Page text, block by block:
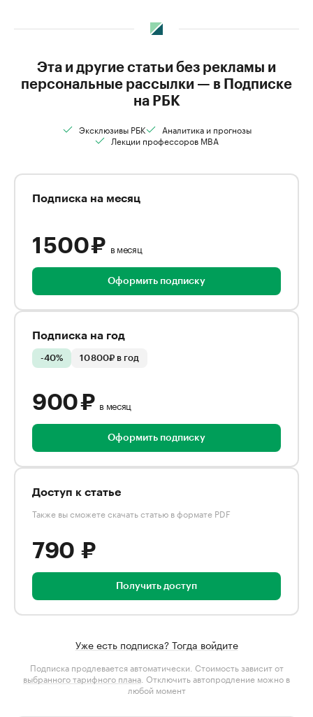
Эта и другие статьи без рекламы и
персональные рассылки — в Подписке
на РБК
Эксклюзивы РБК
Аналитика и прогнозы
Лекции профессоров MBA
Подписка на месяц
1 500 ₽ в месяц
Оформить подписку
Подписка на год
-40% 10 800₽ в год
900 ₽ в месяц
Оформить подписку
Доступ к статье
Также вы сможете скачать статью в формате PDF
790 ₽
Получить доступ
Уже есть подписка? Тогда войдите
Подписка продлевается автоматически. Стоимость зависит от
выбранного тарифного плана . Отключить автопродление можно в
любой момент